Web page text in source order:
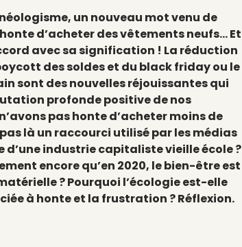
néologisme, un nouveau mot venu de
d’acheter des vêtements neufs… Et
avec sa signification ! La réduction
des soldes et du black friday ou le
sont des nouvelles réjouissantes qui
profonde positive de nos
pas honte d’acheter moins de
là un raccourci utilisé par les médias
d’une industrie capitaliste vieille école ?
encore qu’en 2020, le bien-être est
? Pourquoi l’écologie est-elle
à honte et la frustration ? Réflexion.